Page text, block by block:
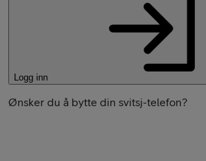
Logg inn
Ønsker du å bytte din svitsj-telefon?